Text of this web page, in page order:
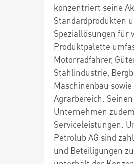
konzentriert seine
Standardprodukten
Speziallösungen für
Produktpalette
Motorradfahrer,
Stahlindustrie,
Maschinenbau
Agrarbereich.
Unternehmen
Serviceleistungen.
Petrolub AG sind
und Beteiligungen